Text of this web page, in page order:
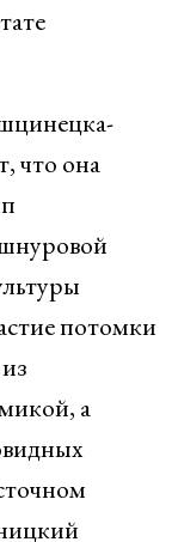
что она
потомки
а